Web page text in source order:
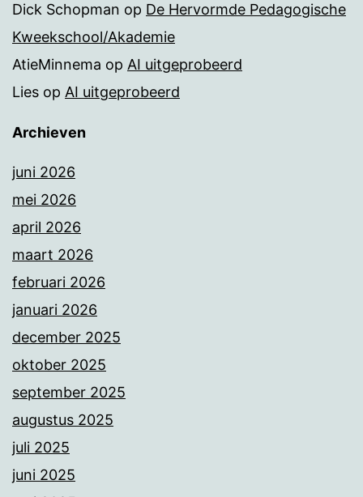
Dick Schopman op De Hervormde Pedagogische
Kweekschool/Akademie
AtieMinnema op AI uitgeprobeerd
Lies op AI uitgeprobeerd
Archieven
juni 2026
mei 2026
april 2026
maart 2026
februari 2026
januari 2026
december 2025
oktober 2025
september 2025
augustus 2025
juli 2025
juni 2025